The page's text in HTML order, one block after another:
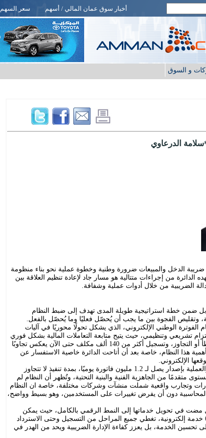
أخبار سوق عمان المالي / أسهم سعر السهم
و السوق
الدرعاوي
ضريبة الدخل والمبيعات ضرورة وطنية وخطوة عملية نحو بناء منظومة
الدائرة من إجراءات متتالية هو مسار جاد لإعادة تنظيم العلاقة بين
الضريبية من خلال أدوات عملية وشفافة.
ضمن خطة استراتيجية طويلة المدى تهدف إلى ضبط النظام
وتقليص الفجوة بين ما يجب أن يُحصّل فعليًا وما يُحصّل بالفعل.
الوطني الإلكتروني، الذي يشكل تحولًا محوريًا في آليات
تشريعي وتنظيمي، حيث يتيح متابعة التعاملات المالية بشكل فوري
وموضوعي، وتقلل من فرص الخطأ أو التجاوز، وتسجيل أكثر من 140 ألف مكلف حتى الآن يعكس تجاوبًا
هذا النظام، خاصة بعد أن أتاحت الدائرة خاصية الاستفسار عن
الإلكتروني.
نظام الفوترة أثبت قدرته التقنية والعملية بإصدار يصل لـ 1.2 مليون فاتورة يوميًا، بمدة تنفيذ لا تتجاوز
متقدمًا من الجاهزية الفنية والبنية التحتية، وتُظهر أن النظام لم
وتجارب واقعية شملت منشآت وشركات مختلفة، خاصة ان النظام
دون أن يفرض تغييرات على المستخدمين، وهو بسيط وواضح،
مضت في تحويل خدماتها إلى النمط الرقمي بالكامل، حيث يمكن
للمكلفين الوصول إلى أكثر من 65 خدمة إلكترونية، تغطي جميع المراحل من التسجيل وحتى الاسترداد
تحسين الخدمة، بل يعزز كفاءة الإدارة الضريبية ويحد من الهدر في